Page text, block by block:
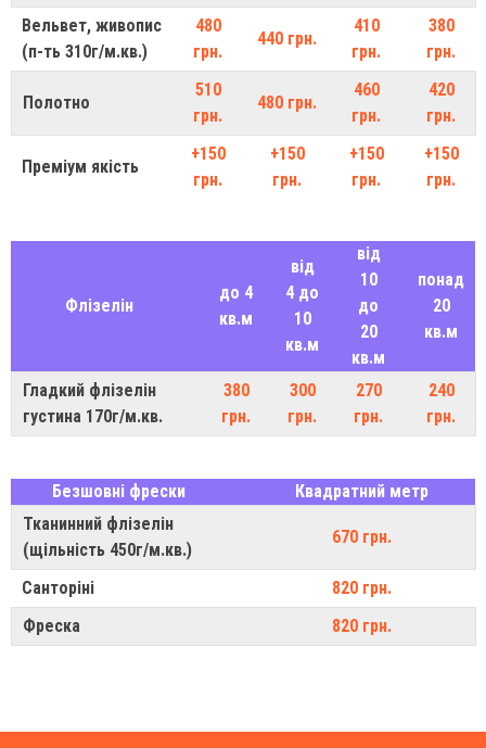
Вельвет, живопис
(п-ть 310г/м.кв.)
480
грн.
440 грн.
410
грн.
380
грн.
Полотно
510
грн.
480 грн.
460
грн.
420
грн.
Преміум якість
+150
грн.
+150
грн.
+150
грн.
+150
грн.
Флізелін
до 4
кв.м
від
4 до
10
кв.м
від
10
до
20
кв.м
понад
20
кв.м
Гладкий флізелін
густина 170г/м.кв.
380
грн.
300
грн.
270
грн.
240
грн.
Безшовні фрески
Квадратний метр
Тканинний флізелін
(щільність 450г/м.кв.)
670 грн.
Санторіні
820 грн.
Фреска
820 грн.